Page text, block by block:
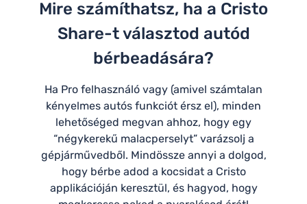
Mire számíthatsz, ha a Cristo
Share-t választod autód
bérbeadására?
Ha Pro felhasználó vagy (amivel számtalan
kényelmes autós funkciót érsz el), minden
lehetőséged megvan ahhoz, hogy egy
“négykerekű malacperselyt” varázsolj a
gépjárművedből. Mindössze annyi a dolgod,
hogy bérbe adod a kocsidat a Cristo
applikációján keresztül, és hagyod, hogy